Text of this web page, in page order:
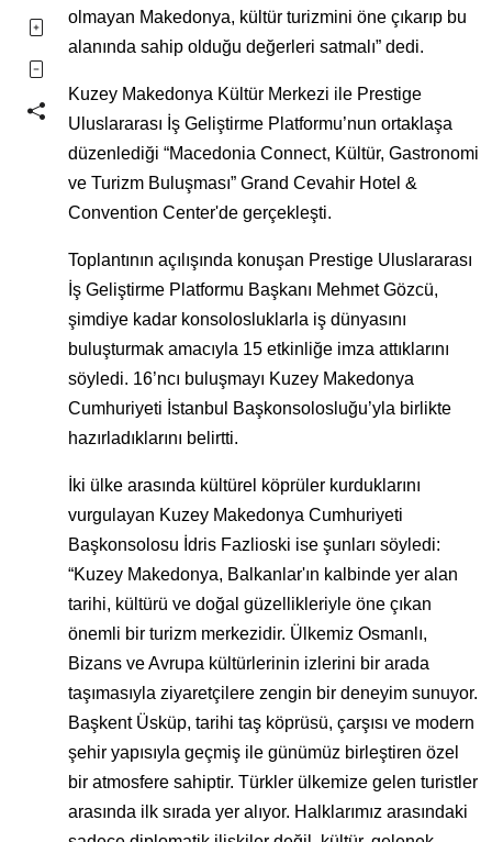
olmayan Makedonya, kültür turizmini öne çıkarıp bu
alanında sahip olduğu değerleri satmalı” dedi.
Kuzey Makedonya Kültür Merkezi ile Prestige
Uluslararası İş Geliştirme Platformu’nun ortaklaşa
düzenlediği “Macedonia Connect, Kültür, Gastronomi
ve Turizm Buluşması” Grand Cevahir Hotel &
Convention Center'de gerçekleşti.
Toplantının açılışında konuşan Prestige Uluslararası
İş Geliştirme Platformu Başkanı Mehmet Gözcü,
şimdiye kadar konsolosluklarla iş dünyasını
buluşturmak amacıyla 15 etkinliğe imza attıklarını
söyledi. 16’ncı buluşmayı Kuzey Makedonya
Cumhuriyeti İstanbul Başkonsolosluğu’yla birlikte
hazırladıklarını belirtti.
İki ülke arasında kültürel köprüler kurduklarını
vurgulayan Kuzey Makedonya Cumhuriyeti
Başkonsolosu İdris Fazlioski ise şunları söyledi:
“Kuzey Makedonya, Balkanlar'ın kalbinde yer alan
tarihi, kültürü ve doğal güzellikleriyle öne çıkan
önemli bir turizm merkezidir. Ülkemiz Osmanlı,
Bizans ve Avrupa kültürlerinin izlerini bir arada
taşımasıyla ziyaretçilere zengin bir deneyim sunuyor.
Başkent Üsküp, tarihi taş köprüsü, çarşısı ve modern
şehir yapısıyla geçmiş ile günümüz birleştiren özel
bir atmosfere sahiptir. Türkler ülkemize gelen turistler
arasında ilk sırada yer alıyor. Halklarımız arasındaki